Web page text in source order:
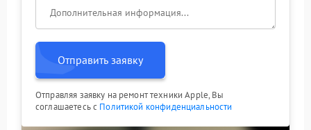
Отправить заявку
Отправляя заявку на ремонт техники Apple, Вы
соглашаетесь с Политикой конфиденциальности